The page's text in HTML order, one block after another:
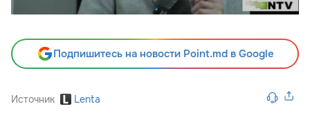
Подпишитесь на новости Point.md в Google
Источник Lenta